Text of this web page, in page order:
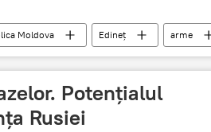
Moldova Edineţ arme
Potenţialul
Rusiei